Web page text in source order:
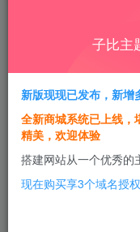
凯文工作室
25天前更新 76
怎么回事这个添加
样报错，是不是9.0
子比主
新版现现已发布，新
全新商城系统已上线，
精美，欢迎体验
搭建网站从一个优秀的
现在购买享3个域名授